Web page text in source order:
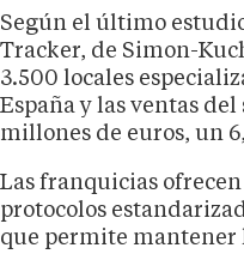
Según el último
Tracker, de Simon-
3.500 locales
España y las ventas
millones de euros, un
Las franquicias
protocolos
que permite mantener